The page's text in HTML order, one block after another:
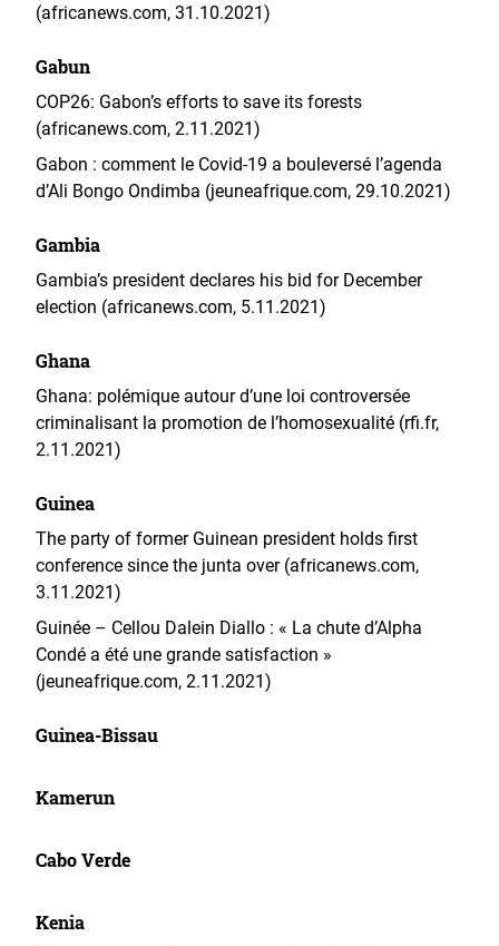
(africanews.com, 31.10.2021)
Gabun
COP26: Gabon’s efforts to save its forests
(africanews.com, 2.11.2021)
Gabon : comment le Covid-19 a bouleversé l’agenda
d’Ali Bongo Ondimba (jeuneafrique.com, 29.10.2021)
Gambia
Gambia’s president declares his bid for December
election (africanews.com, 5.11.2021)
Ghana
Ghana: polémique autour d’une loi controversée
criminalisant la promotion de l’homosexualité (rfi.fr,
2.11.2021)
Guinea
The party of former Guinean president holds first
conference since the junta over (africanews.com,
3.11.2021)
Guinée – Cellou Dalein Diallo : « La chute d’Alpha
Condé a été une grande satisfaction »
(jeuneafrique.com, 2.11.2021)
Guinea-Bissau
Kamerun
Cabo Verde
Kenia